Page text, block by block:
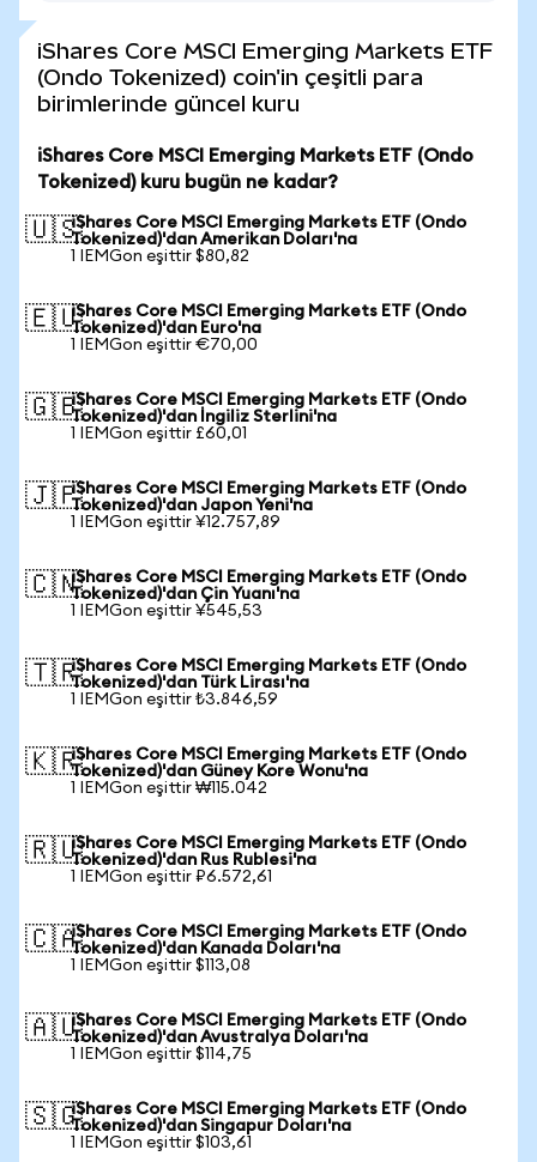
iShares Core MSCI Emerging Markets ETF
(Ondo Tokenized) coin'in çeşitli para
birimlerinde güncel kuru
iShares Core MSCI Emerging Markets ETF (Ondo
Tokenized) kuru bugün ne kadar?
🇺🇸iShares Core MSCI Emerging Markets ETF (Ondo
Tokenized)'dan Amerikan Doları'na
1 IEMGon eşittir $80,82
🇪🇺iShares Core MSCI Emerging Markets ETF (Ondo
Tokenized)'dan Euro'na
1 IEMGon eşittir €70,00
🇬🇧iShares Core MSCI Emerging Markets ETF (Ondo
Tokenized)'dan İngiliz Sterlini'na
1 IEMGon eşittir £60,01
🇯🇵iShares Core MSCI Emerging Markets ETF (Ondo
Tokenized)'dan Japon Yeni'na
1 IEMGon eşittir ¥12.757,89
🇨🇳iShares Core MSCI Emerging Markets ETF (Ondo
Tokenized)'dan Çin Yuanı'na
1 IEMGon eşittir ¥545,53
🇹🇷iShares Core MSCI Emerging Markets ETF (Ondo
Tokenized)'dan Türk Lirası'na
1 IEMGon eşittir ₺3.846,59
🇰🇷iShares Core MSCI Emerging Markets ETF (Ondo
Tokenized)'dan Güney Kore Wonu'na
1 IEMGon eşittir ₩115.042
🇷🇺iShares Core MSCI Emerging Markets ETF (Ondo
Tokenized)'dan Rus Rublesi'na
1 IEMGon eşittir ₽6.572,61
🇨🇦iShares Core MSCI Emerging Markets ETF (Ondo
Tokenized)'dan Kanada Doları'na
1 IEMGon eşittir $113,08
🇦🇺iShares Core MSCI Emerging Markets ETF (Ondo
Tokenized)'dan Avustralya Doları'na
1 IEMGon eşittir $114,75
🇸🇬iShares Core MSCI Emerging Markets ETF (Ondo
Tokenized)'dan Singapur Doları'na
1 IEMGon eşittir $103,61